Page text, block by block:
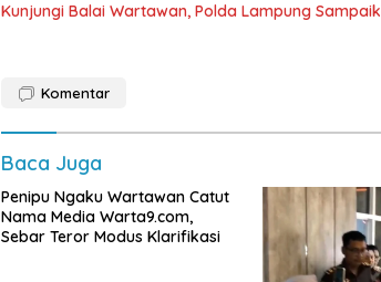
Kunjungi Balai Wartawan, Polda Lampung
Komentar
Baca Juga
Penipu Ngaku Wartawan Catut
Nama Media Warta9.com,
Sebar Teror Modus Klarifikasi